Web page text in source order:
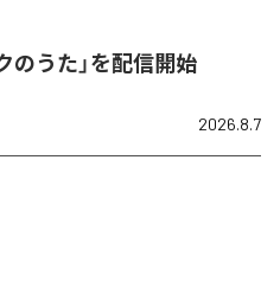
のうた」を配信開始
2026.8.7